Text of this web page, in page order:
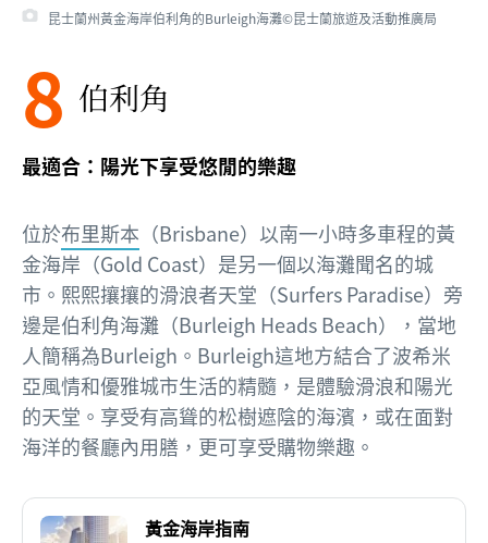
昆士蘭州黃金海岸伯利角的Burleigh海灘©昆士蘭旅遊及活動推廣局
8 伯利角
最適合：陽光下享受悠閒的樂趣
位於布里斯本 （Brisbane）以南一小時多車程的黃
金海岸（Gold Coast）是另一個以海灘聞名的城
市。熙熙攘攘的滑浪者天堂（Surfers Paradise）旁
邊是伯利角海灘（Burleigh Heads Beach），當地
人簡稱為Burleigh。Burleigh這地方結合了波希米
亞風情和優雅城市生活的精髓，是體驗滑浪和陽光
的天堂。享受有高聳的松樹遮陰的海濱，或在面對
海洋的餐廳內用膳，更可享受購物樂趣。
黃金海岸指南